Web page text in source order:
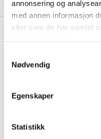
annonsering og
med annen informasjon
eller som de har samlet
Nødvendig
Egenskaper
Statistikk
Andre